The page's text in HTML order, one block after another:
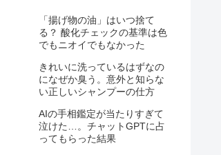
「揚げ物の油」はいつ捨て
る？ 酸化チェックの基準は色
でもニオイでもなかった
きれいに洗っているはずなの
になぜか臭う。意外と知らな
い正しいシャンプーの仕方
AIの手相鑑定が当たりすぎて
泣けた…。チャットGPTに占
ってもらった結果